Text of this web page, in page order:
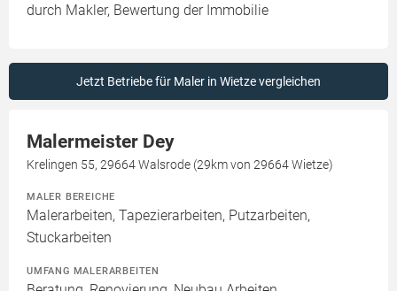
durch Makler, Bewertung der Immobilie
Jetzt Betriebe für Maler in Wietze vergleichen
Malermeister Dey
Krelingen 55, 29664 Walsrode (29km von 29664 Wietze)
MALER BEREICHE
Malerarbeiten, Tapezierarbeiten, Putzarbeiten,
Stuckarbeiten
UMFANG MALERARBEITEN